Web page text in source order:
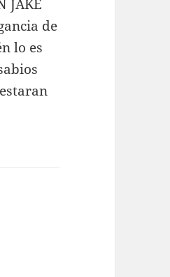
JAKE
de
lo es